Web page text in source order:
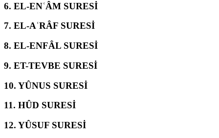
6. EL-ENʿÂM SURESİ
7. EL-AʿRÂF SURESİ
8. EL-ENFÂL SURESİ
9. ET-TEVBE SURESİ
10. YÛNUS SURESİ
11. HÛD SURESİ
12. YÛSUF SURESİ